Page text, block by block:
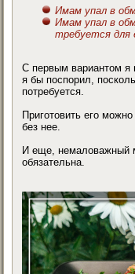
Имам упал в
Имам упал в
требуется для
С первым вариантом я
я бы поспорил,
потребуется.
Приготовить его
без нее.
И еще, немаловажный
обязательна.